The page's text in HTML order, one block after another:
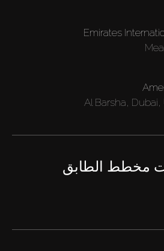
Emirates
Al Barsha,
مخطط الطابق